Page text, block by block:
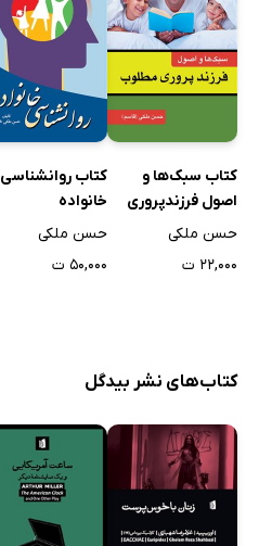
کتاب سبک‌ها و
اصول فرزندپروری
مطلوب
حسن ملکی
۲۲,۰۰۰ ت
کتاب روانشناسی
خانواده
حسن ملکی
۵۰,۰۰۰ ت
کتاب‌های نشر بیدگل